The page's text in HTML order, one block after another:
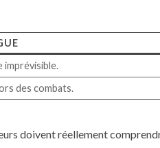
imprévisible.
des combats.
doivent réellement